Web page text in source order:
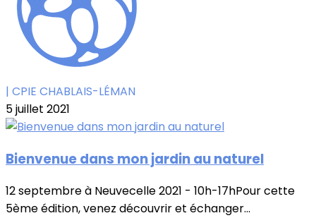
| CPIE CHABLAIS-LÉMAN
5 juillet 2021
Bienvenue dans mon jardin au naturel
12 septembre à Neuvecelle 2021 - 10h-17hPour cette
5ème édition, venez découvrir et échanger...